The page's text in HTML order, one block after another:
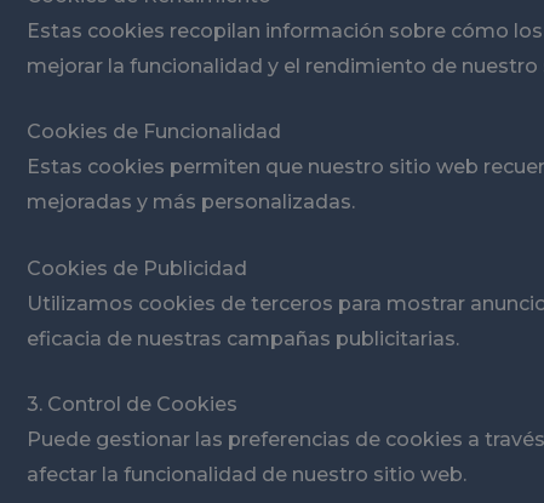
Estas cookies recopilan información sobre cómo
mejorar la funcionalidad y el rendimiento de nuestro
Cookies de Funcionalidad
Estas cookies permiten que nuestro sitio web
mejoradas y más personalizadas.
Cookies de Publicidad
Utilizamos cookies de terceros para mostrar
eficacia de nuestras campañas publicitarias.
3. Control de Cookies
Puede gestionar las preferencias de cookies a
afectar la funcionalidad de nuestro sitio web.